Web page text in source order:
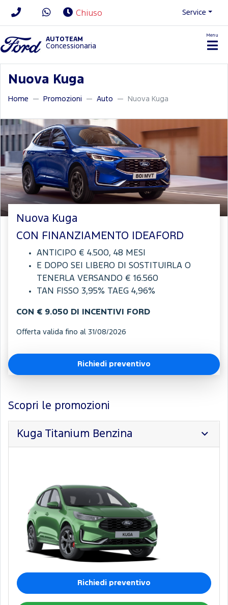
Chiuso Service
AUTOTEAM
Concessionaria
Menu
Nuova Kuga
Home Promozioni Auto Nuova Kuga
Nuova Kuga
CON FINANZIAMENTO IDEAFORD
ANTICIPO € 4.500, 48 MESI
E DOPO SEI LIBERO DI SOSTITUIRLA O
TENERLA VERSANDO € 16.560
TAN FISSO 3,95% TAEG 4,96%
CON € 9.050 DI INCENTIVI FORD
Offerta valida fino al 31/08/2026
Richiedi preventivo
Scopri le promozioni
Kuga Titanium Benzina
Richiedi preventivo